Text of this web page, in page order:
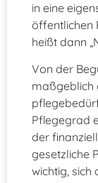
in eine
öffentlichen
heißt dann
Von der
maßgeblich
Pflegegrad
der
gesetzliche
wichtig, sich